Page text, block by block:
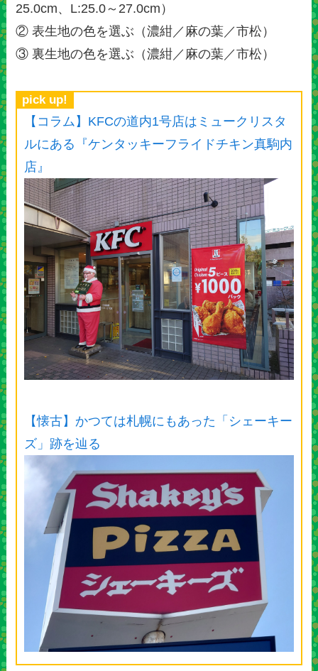
25.0cm、L:25.0～27.0cm）
② 表生地の色を選ぶ（濃紺／麻の葉／市松）
③ 裏生地の色を選ぶ（濃紺／麻の葉／市松）
pick up!
【コラム】KFCの道内1号店はミュークリスタ
ルにある『ケンタッキーフライドチキン真駒内
店』
【懐古】かつては札幌にもあった「シェーキー
ズ」跡を辿る